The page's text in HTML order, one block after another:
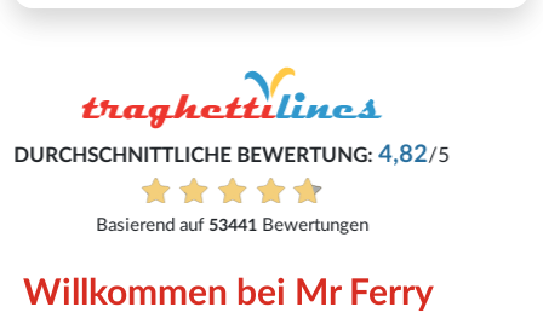
Reinhard
Buchung war problemlos.
Alle Bewertungen anzeigen
Willkommen bei Mr Ferry